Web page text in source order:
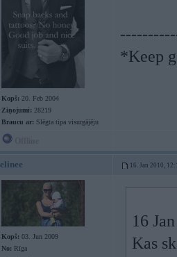
Kopš: 20. Feb 2004
Ziņojumi: 28219
Braucu ar: Slēgta tipa visurgājēju
*Keep
elinee 16. Jan 2010,
Kopš: 03. Jun 2009
No: Rīga
16
Kas